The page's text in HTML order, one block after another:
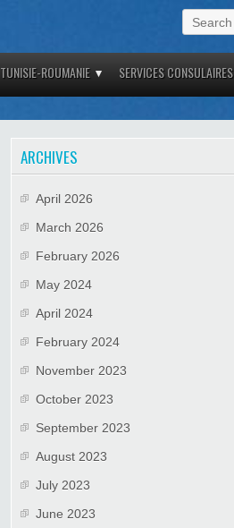
Search
for:
TUNISIE-ROUMANIE SERVICES CONSULAIRES
ARCHIVES
April 2026
March 2026
February 2026
May 2024
April 2024
February 2024
November 2023
October 2023
September 2023
August 2023
July 2023
June 2023